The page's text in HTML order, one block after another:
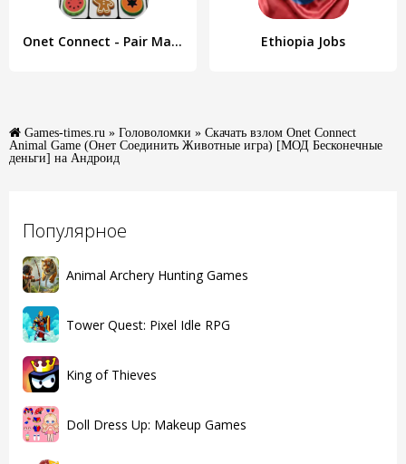
Популярное
Animal Archery Hunting Games
Tower Quest: Pixel Idle RPG
King of Thieves
Doll Dress Up: Makeup Games
Onet Connect - Pair Matching Ethiopia Jobs
Games-times.ru » Головоломки » Скачать взлом Onet Connect
Animal Game (Онет Соединить Животные игра) [МОД Бесконечные
деньги] на Андроид